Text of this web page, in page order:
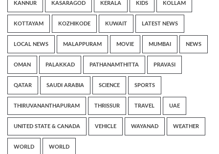
KANNUR KASARAGOD KERALA KIDS KOLLAM
KOTTAYAM KOZHIKODE KUWAIT LATEST NEWS
LOCAL NEWS MALAPPURAM MOVIE MUMBAI NEWS
OMAN PALAKKAD PATHANAMTHITTA PRAVASI
QATAR SAUDI ARABIA SCIENCE SPORTS
THIRUVANANTHAPURAM THRISSUR TRAVEL UAE
UNITED STATE & CANADA VEHICLE WAYANAD WEATHER
WORLD WORLD